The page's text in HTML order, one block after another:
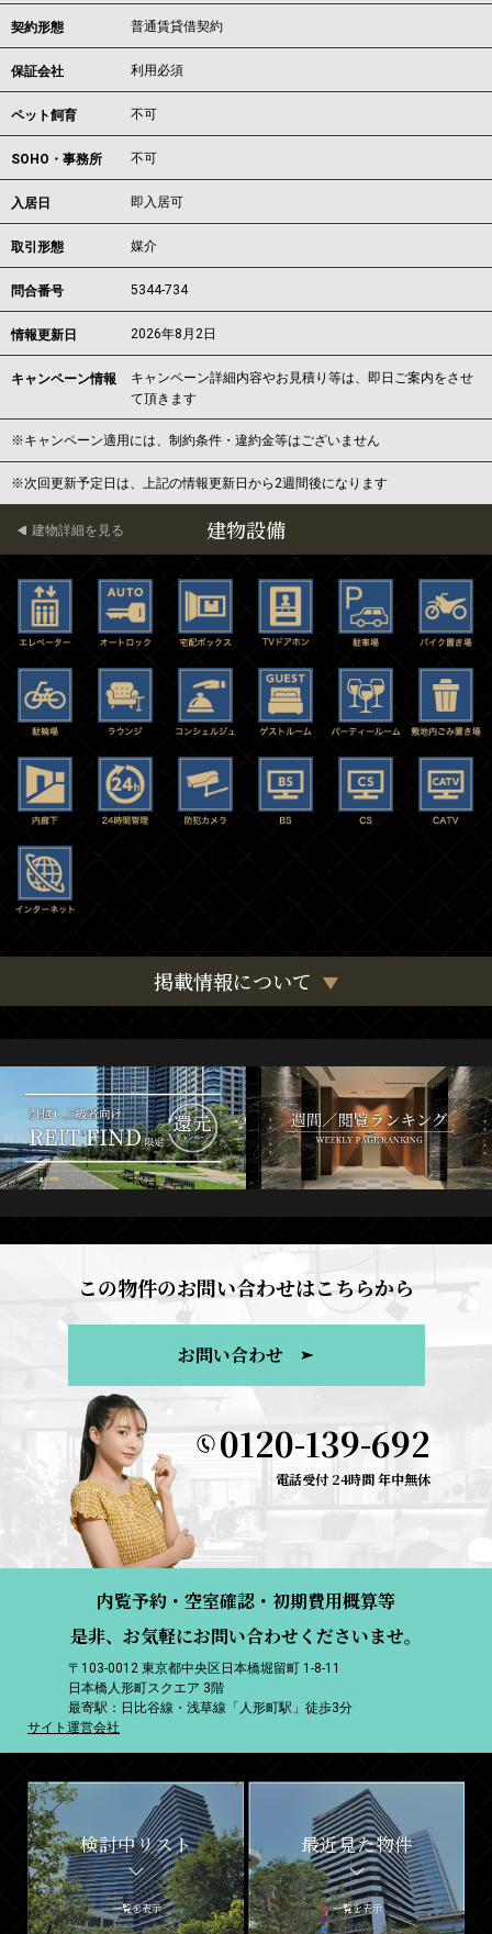
契約形態 普通賃貸借契約
保証会社 利用必須
ペット飼育 不可
SOHO・事務所 不可
入居日 即入居可
取引形態 媒介
問合番号 5344-734
情報更新日 2026年8月2日
キャンペーン情報
キャンペーン詳細内容やお見積り等は、即日ご案内をさせ
て頂きます
※キャンペーン適用には、制約条件・違約金等はございません
※次回更新予定日は、上記の情報更新日から2週間後になります
建物設備
建物詳細を見る
掲載情報について
この物件のお問い合わせはこちらから
お問い合わせ
0120-139-692
電話受付 24時間 年中無休
内覧予約・空室確認・初期費用概算等
是非、お気軽にお問い合わせくださいませ。
〒103-0012 東京都中央区日本橋堀留町 1-8-11
日本橋人形町スクエア 3階
最寄駅：日比谷線・浅草線「人形町駅」徒歩3分
サイト運営会社
検討中リスト
一覧を表示
最近見た物件
一覧を表示